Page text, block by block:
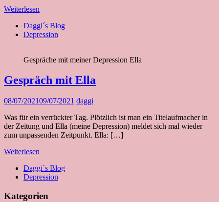
Weiterlesen
Daggi´s Blog
Depression
Gespräche mit meiner Depression Ella
Gespräch mit Ella
08/07/202109/07/2021 daggi
Was für ein verrückter Tag. Plötzlich ist man ein Titelaufmacher in
der Zeitung und Ella (meine Depression) meldet sich mal wieder
zum unpassenden Zeitpunkt. Ella: […]
Weiterlesen
Daggi´s Blog
Depression
Kategorien